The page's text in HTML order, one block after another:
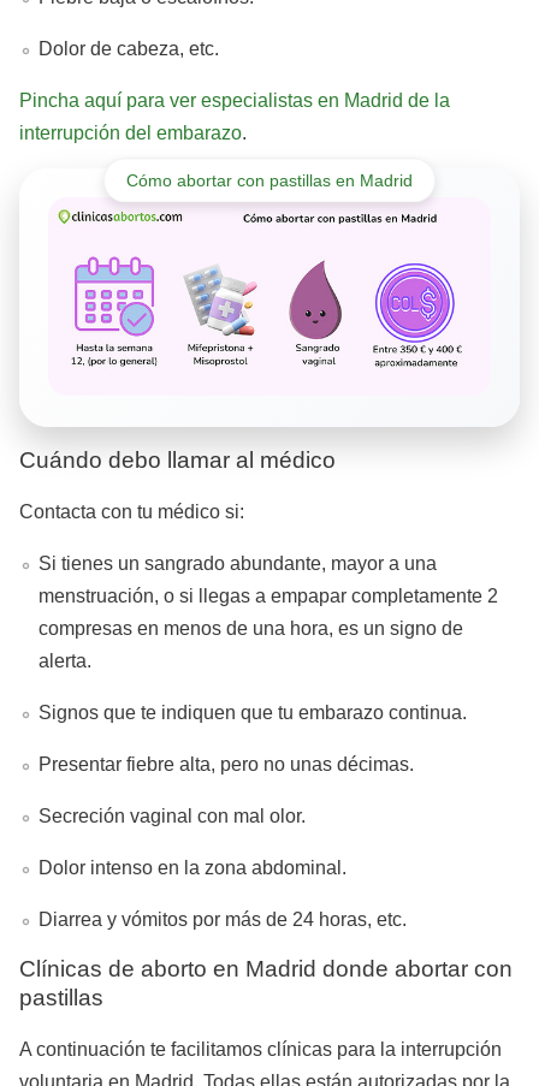
Dolor de cabeza, etc.
Pincha aquí para ver especialistas en Madrid de la
interrupción del embarazo.
Cómo abortar con pastillas en Madrid
Cuándo debo llamar al médico
Contacta con tu médico si:
Si tienes un sangrado abundante, mayor a una
menstruación, o si llegas a empapar completamente 2
compresas en menos de una hora, es un signo de
alerta.
Signos que te indiquen que tu embarazo continua.
Presentar fiebre alta, pero no unas décimas.
Secreción vaginal con mal olor.
Dolor intenso en la zona abdominal.
Diarrea y vómitos por más de 24 horas, etc.
Clínicas de aborto en Madrid donde abortar con
pastillas
A continuación te facilitamos clínicas para la interrupción